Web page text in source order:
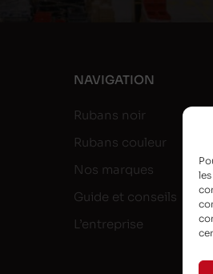
NAVIGATION
Rubans noir
Rubans couleur
Nos marques
Guide et conseils
L’entreprise